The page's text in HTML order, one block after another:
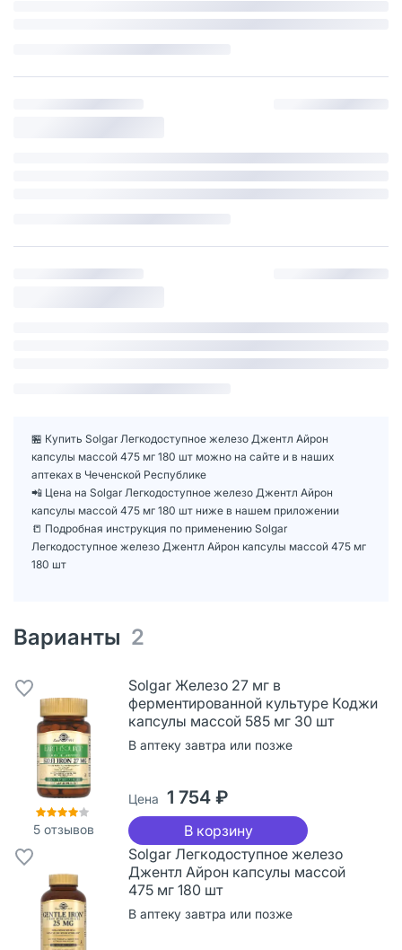
🏪 Купить Solgar Легкодоступное железо Джентл Айрон
капсулы массой 475 мг 180 шт можно на сайте и в наших
аптеках в Чеченской Республике
📲 Цена на Solgar Легкодоступное железо Джентл Айрон
капсулы массой 475 мг 180 шт ниже в нашем приложении
📒 Подробная инструкция по применению Solgar
Легкодоступное железо Джентл Айрон капсулы массой 475 мг
180 шт
Варианты 2
5 отзывов
Solgar Железо 27 мг в
ферментированной культуре Коджи
капсулы массой 585 мг 30 шт
В аптеку завтра или позже
Цена 1 754 ₽
В корзину
Solgar Легкодоступное железо
Джентл Айрон капсулы массой
475 мг 180 шт
В аптеку завтра или позже